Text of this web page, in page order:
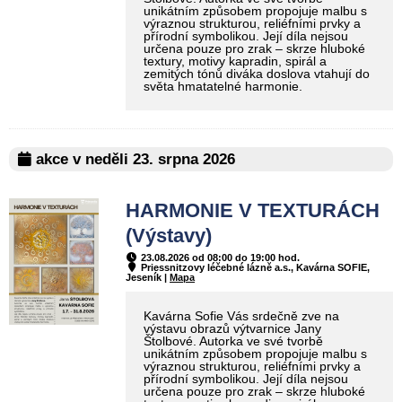
unikátním způsobem propojuje malbu s
výraznou strukturou, reliéfními prvky a
přírodní symbolikou. Její díla nejsou
určena pouze pro zrak – skrze hluboké
textury, motivy kapradin, spirál a
zemitých tónů diváka doslova vtahují do
světa hmatatelné harmonie.
akce v neděli 23. srpna 2026
HARMONIE V TEXTURÁCH
(Výstavy)
23.08.2026 od 08:00 do 19:00 hod.
Priessnitzovy léčebné lázně a.s., Kavárna SOFIE,
Jeseník | Mapa
Kavárna Sofie Vás srdečně zve na
výstavu obrazů výtvarnice Jany
Štolbové. Autorka ve své tvorbě
unikátním způsobem propojuje malbu s
výraznou strukturou, reliéfními prvky a
přírodní symbolikou. Její díla nejsou
určena pouze pro zrak – skrze hluboké